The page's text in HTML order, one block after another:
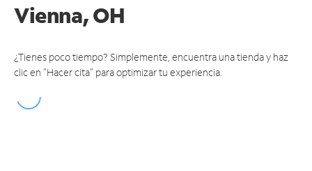
Vienna, OH
¿Tienes poco tiempo? Simplemente, encuentra una tienda y haz
clic en "Hacer cita" para optimizar tu experiencia.